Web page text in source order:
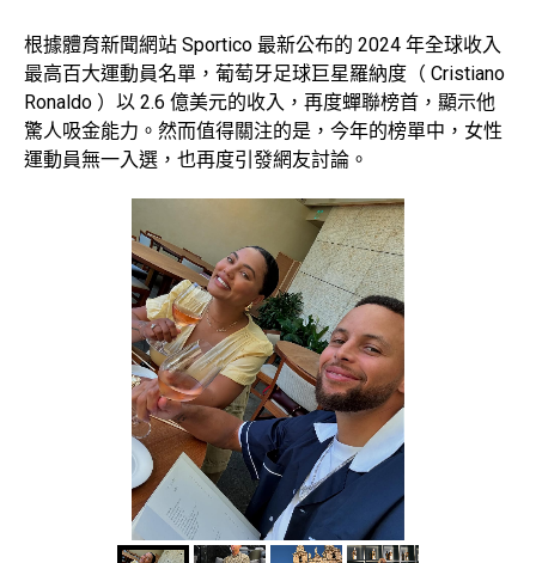
根據體育新聞網站 Sportico 最新公布的 2024 年全球收入
最高百大運動員名單，葡萄牙足球巨星羅納度（ Cristiano
Ronaldo ）以 2.6 億美元的收入，再度蟬聯榜首，顯示他
驚人吸金能力。然而值得關注的是，今年的榜單中，女性
運動員無一入選，也再度引發網友討論。